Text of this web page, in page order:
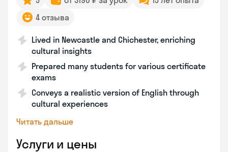
4 отзыва
Lived in Newcastle and Chichester, enriching
cultural insights
Prepared many students for various certificate
exams
Conveys a realistic version of English through
cultural experiences
Читать дальше
Услуги и цены